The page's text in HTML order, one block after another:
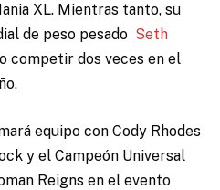
XL. Mientras tanto, su
de peso pesado Seth
competir dos veces en el
equipo con Cody Rhodes
y el Campeón Universal
Reigns en el evento